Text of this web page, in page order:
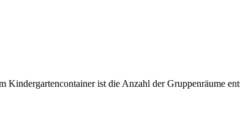
ist die Anzahl der